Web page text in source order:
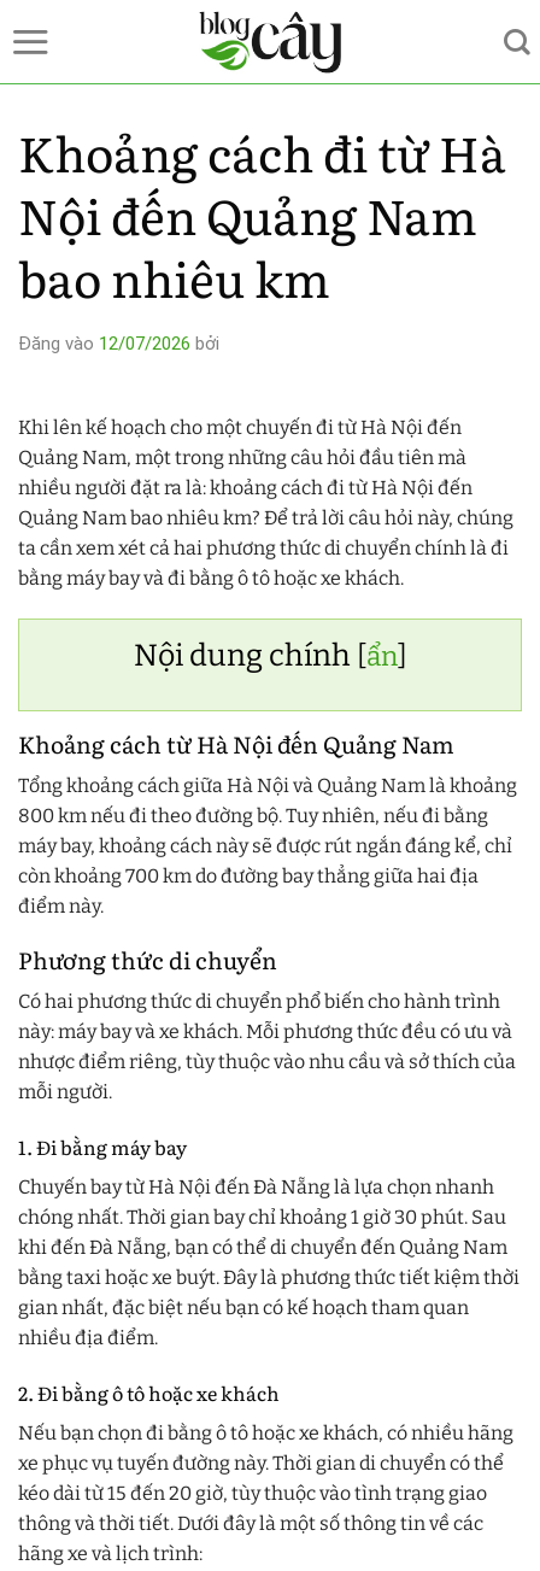
qua
Khoảng cách đi từ Hà
Nội đến Quảng Nam
bao nhiêu km
Đăng vào 12/07/2026 bởi
Khi lên kế hoạch cho một chuyến đi từ Hà Nội đến
Quảng Nam, một trong những câu hỏi đầu tiên mà
nhiều người đặt ra là: khoảng cách đi từ Hà Nội đến
Quảng Nam bao nhiêu km? Để trả lời câu hỏi này, chúng
ta cần xem xét cả hai phương thức di chuyển chính là đi
bằng máy bay và đi bằng ô tô hoặc xe khách.
Nội dung chính [ẩn]
Khoảng cách từ Hà Nội đến Quảng Nam
Tổng khoảng cách giữa Hà Nội và Quảng Nam là khoảng
800 km nếu đi theo đường bộ. Tuy nhiên, nếu đi bằng
máy bay, khoảng cách này sẽ được rút ngắn đáng kể, chỉ
còn khoảng 700 km do đường bay thẳng giữa hai địa
điểm này.
Phương thức di chuyển
Có hai phương thức di chuyển phổ biến cho hành trình
này: máy bay và xe khách. Mỗi phương thức đều có ưu và
nhược điểm riêng, tùy thuộc vào nhu cầu và sở thích của
mỗi người.
1. Đi bằng máy bay
Chuyến bay từ Hà Nội đến Đà Nẵng là lựa chọn nhanh
chóng nhất. Thời gian bay chỉ khoảng 1 giờ 30 phút. Sau
khi đến Đà Nẵng, bạn có thể di chuyển đến Quảng Nam
bằng taxi hoặc xe buýt. Đây là phương thức tiết kiệm thời
gian nhất, đặc biệt nếu bạn có kế hoạch tham quan
nhiều địa điểm.
2. Đi bằng ô tô hoặc xe khách
Nếu bạn chọn đi bằng ô tô hoặc xe khách, có nhiều hãng
xe phục vụ tuyến đường này. Thời gian di chuyển có thể
kéo dài từ 15 đến 20 giờ, tùy thuộc vào tình trạng giao
thông và thời tiết. Dưới đây là một số thông tin về các
hãng xe và lịch trình: